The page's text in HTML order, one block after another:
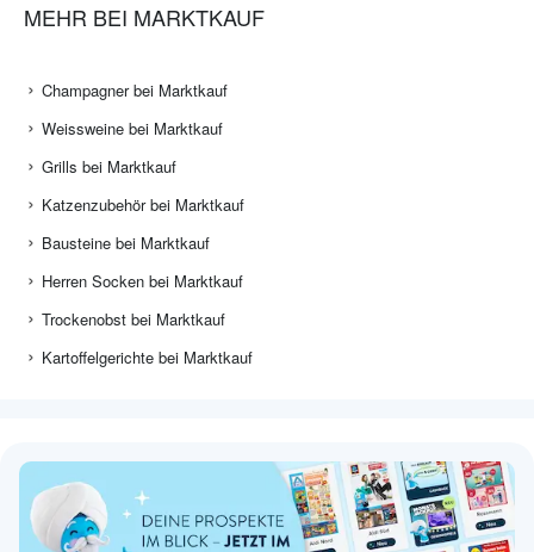
MEHR BEI MARKTKAUF
Champagner bei Marktkauf
Weissweine bei Marktkauf
Grills bei Marktkauf
Katzenzubehör bei Marktkauf
Bausteine bei Marktkauf
Herren Socken bei Marktkauf
Trockenobst bei Marktkauf
Kartoffelgerichte bei Marktkauf